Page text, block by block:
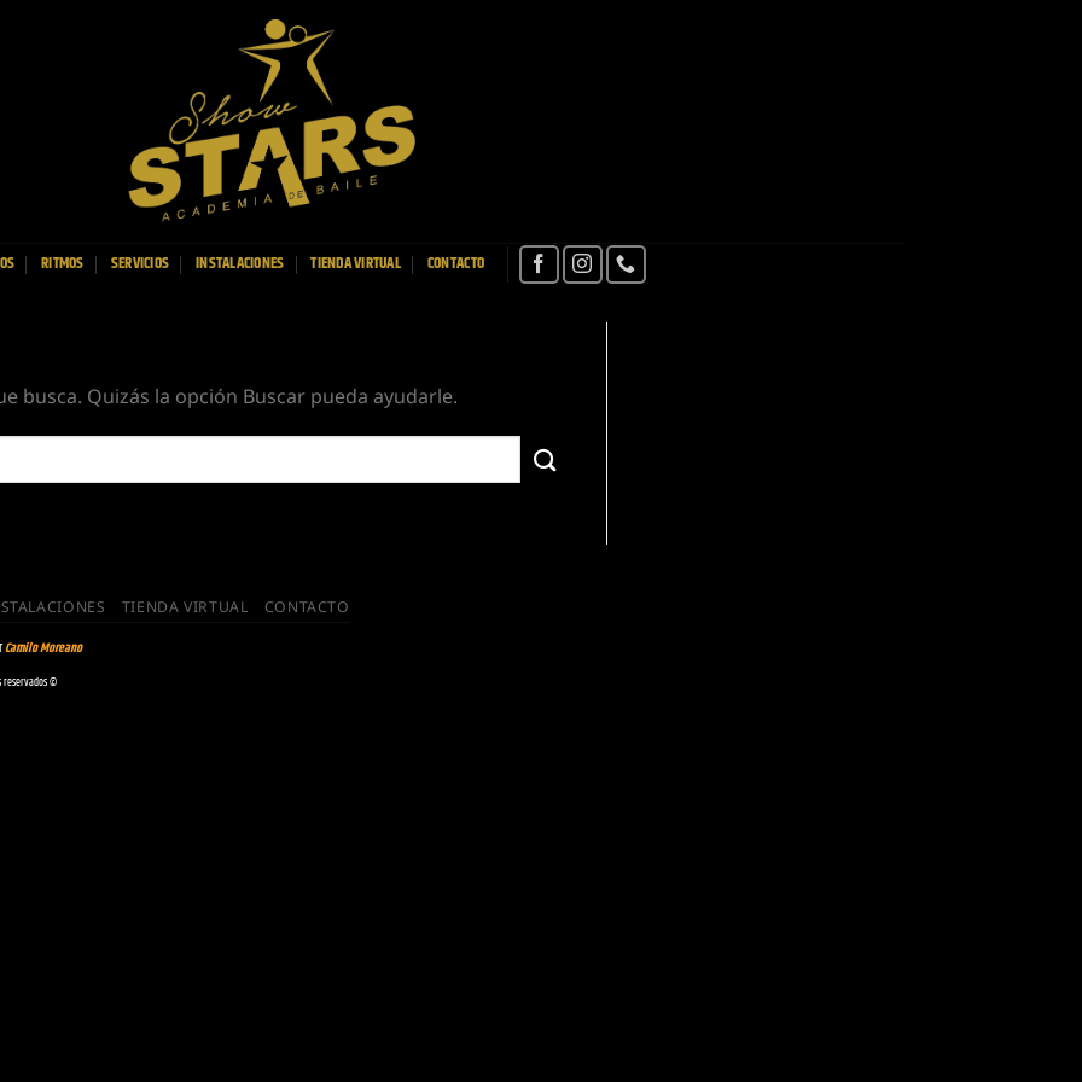
RITMOS SERVICIOS INSTALACIONES TIENDA VIRTUAL CONTACTO
busca. Quizás la opción Buscar pueda ayudarle.
TIENDA VIRTUAL CONTACTO
Camilo Moreano
reservados ©️